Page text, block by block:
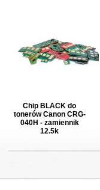
Chip BLACK do
tonerów Canon CRG-
040H - zamiennik
12.5k